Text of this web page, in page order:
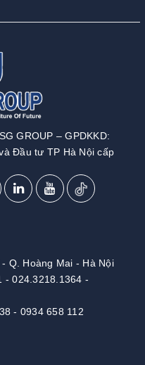
GROUP – GPDKKD:
Đầu tư TP Hà Nội cấp
Q. Hoàng Mai - Hà Nội
-024.3218.1364 -
- 0934 658 112